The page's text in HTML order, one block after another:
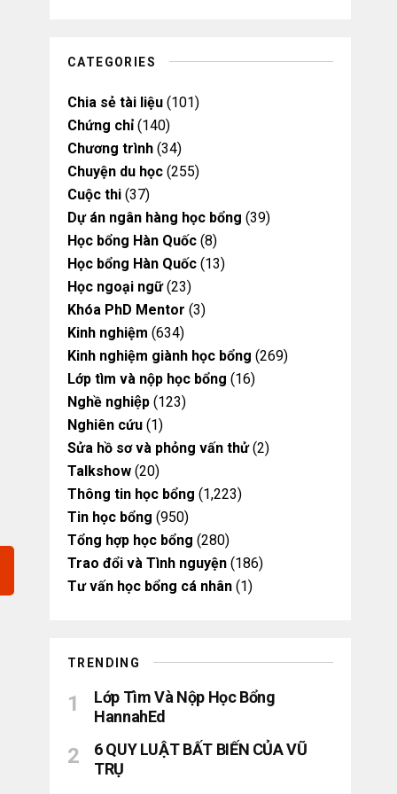
m
CATEGORIES
Chia sẻ tài liệu (101)
Chứng chỉ(140)
Chương trình (34)
Chuyện du học (255)
Cuộc thi (37)
Dự án ngân hàng học bổng (39)
Học bổng Hàn Quốc (8)
Học bổng Hàn Quốc (13)
Học ngoại ngữ(23)
Khóa PhD Mentor (3)
Kinh nghiệm (634)
Kinh nghiệm giành học bổng (269)
Lớp tìm và nộp học bổng (16)
Nghề nghiệp (123)
Nghiên cứu (1)
Sửa hồ sơ và phỏng vấn thử(2)
Talkshow (20)
Thông tin học bổng (1,223)
Tin học bổng (950)
Tổng hợp học bổng (280)
Trao đổi và Tình nguyện (186)
Tư vấn học bổng cá nhân (1)
TRENDING
Lớp Tìm Và Nộp Học Bổng
HannahEd
6 QUY LUẬT BẤT BIẾN CỦA VŨ
TRỤ